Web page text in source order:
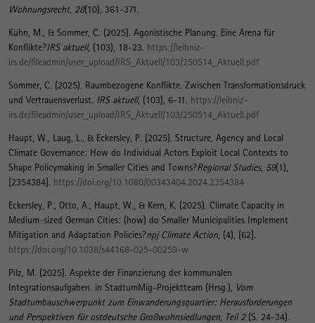
Wohnungsrecht, 28(10), 361-371.
Kühn, M. , & Sommer, C. (2025). Agonistische Planung. Eine Arena für
Konflikte?IRS aktuell, (103), 18-23. https://leibniz-
irs.de/fileadmin/user_upload/IRS_Aktuell/103/250514_Aktuell.pdf
Sommer, C. (2025). Raumbezogene Konflikte. Zwischen Transformationsdruck
und Vertrauensverlust IRS aktuell, (103), 6-11. https://leibniz-
irs.de/fileadmin/user_upload/IRS_Aktuell/103/250514_Aktuell.pdf
Haupt, W. , Laug, L., & Eckersley, P. (2025). Structure, Agency and Local
Climate Governance: How do Individual Actors Exploit Local Contexts to
Shape Policymaking in Smaller Cities and Towns?Regional Studies, 59(1),
[2354384]. https://doi.org/10.1080/00343404.2024.2354384
Eckersley, P., Otto, A. , Haupt, W. , & Kern, K. (2025). Climate Capacity in
Medium-sized German Cities: (how) do Smaller Municipalities Implement
Mitigation and Adaptation Policies?npj Climate Action , (4), [62].
https://doi.org/10.1038/s44168-025-00259-w
Pilz, M. (2025). Aspekte der Finanzierung der kommunalen
Integrationsaufgaben . in StadtumMig-Projektteam (Hrsg.),
Vom
Stadtumbauschwerpunkt zum Einwanderungsquartier: Herausforderungen
und Perspektiven für ostdeutsche Großwohnsiedlungen, Teil 2 (S. 24-34).